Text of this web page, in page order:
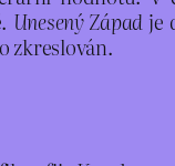
Unesený Západ je
zkreslován.